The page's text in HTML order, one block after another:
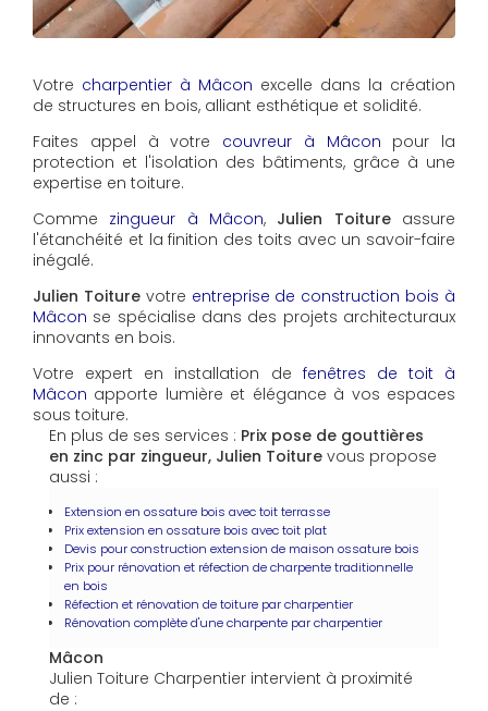
Votre charpentier à Mâcon excelle dans la création
de structures en bois, alliant esthétique et solidité.
Faites appel à votre couvreur à Mâcon pour la
protection et l'isolation des bâtiments, grâce à une
expertise en toiture.
Comme zingueur à Mâcon, Julien Toitureassure
l'étanchéité et la finition des toits avec un savoir-faire
inégalé.
Julien Toiture votre entreprise de construction bois à
Mâcon se spécialise dans des projets architecturaux
innovants en bois.
Votre expert en installation de fenêtres de toit à
Mâcon apporte lumière et élégance à vos espaces
sous toiture.
En plus de ses services : Prix pose de gouttières
en zinc par zingueur, Julien Toiture vous propose
aussi :
Extension en ossature bois avec toit terrasse
Prix extension en ossature bois avec toit plat
Devis pour construction extension de maison ossature bois
Prix pour rénovation et réfection de charpente traditionnelle
en bois
Réfection et rénovation de toiture par charpentier
Rénovation complète d'une charpente par charpentier
Mâcon
Julien Toiture Charpentier intervient à proximité
de :